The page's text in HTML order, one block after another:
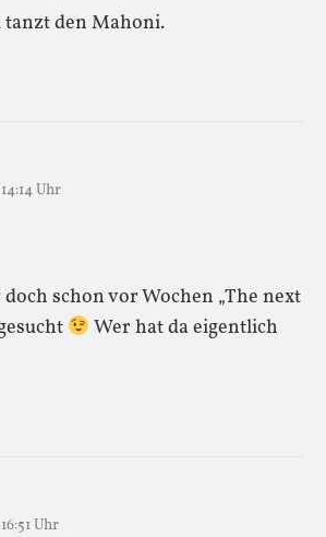
tanzt den Mahoni.
Uhr
schon vor Wochen „The next
Wer hat da eigentlich
Uhr